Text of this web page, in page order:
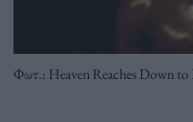
Φωτ.: Heaven Reaches Down to